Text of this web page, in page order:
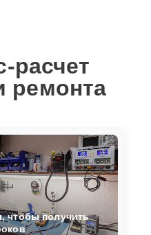
расчет
ремонта
чтобы получить